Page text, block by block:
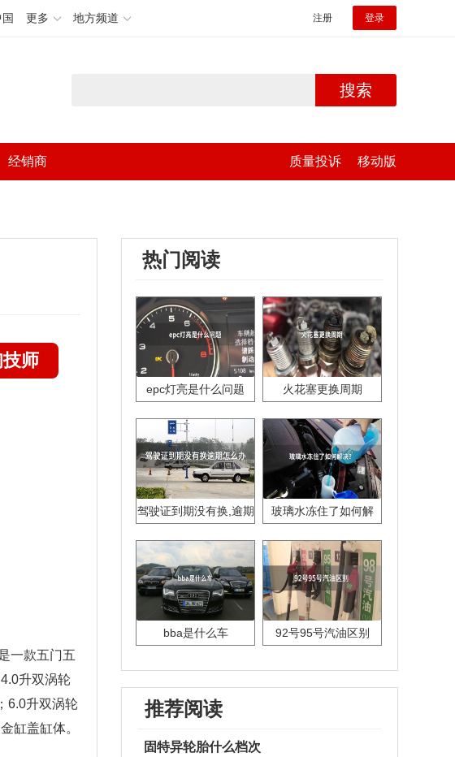
更多 地方频道 注册 登录
搜索
经销商 质量投诉 移动版
师
一款五门五
升双涡轮
6.0升双涡轮
缸盖缸体。
热门阅读
epc灯亮是什么问题 火花塞更换周期
驾驶证到期没有换,逾期
玻璃水冻住了如何解
bba是什么车 92号95号汽油区别
推荐阅读
固特异轮胎什么档次